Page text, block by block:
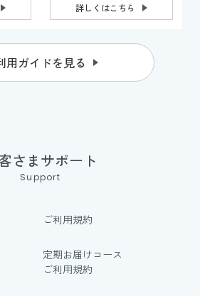
詳しくはこちら
用ガイドを見る
さまサポート
Support
ご利用規約
定期お届けコース
ご利用規約